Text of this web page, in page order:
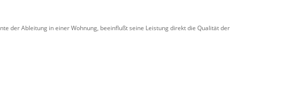
der Ableitung in einer Wohnung, beeinflußt seine Leistung direkt die Qualität der